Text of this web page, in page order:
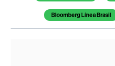
Bloomberg Línea Brasil